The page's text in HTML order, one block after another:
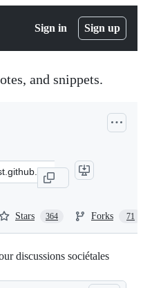
Sign in Sign up
and snippets.
Stars 364 Forks 71
discussions sociétales